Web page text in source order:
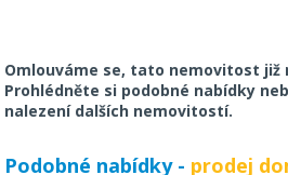
Omlouváme se, tato nemovitost již
Prohlédněte si podobné nabídky
nalezení dalších nemovitostí.
Podobné nabídky - prodej